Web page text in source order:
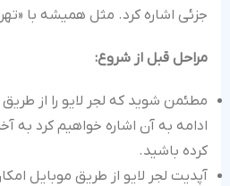
جزئی اشاره کرد. مثل همیشه با
مراحل قبل از شروع:
مطئمن شوید که لجر لایو را از
ادامه به آن اشاره خواهیم کرد به
کرده باشید.
آپدیت لجر لایو از طریق موبایل